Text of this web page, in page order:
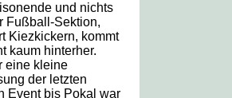
und nichts
Fußball-Sektion,
Kiezkickern, kommt
kaum hinterher.
eine kleine
der letzten
Event bis Pokal war